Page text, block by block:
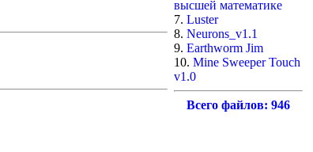
высшей математике
7. Luster
8. Neurons_v1.1
9. Earthworm Jim
10. Mine Sweeper Touch
v1.0
Всего файлов: 946